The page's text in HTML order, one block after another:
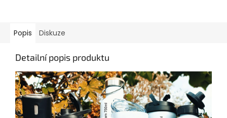
Popis Diskuze
Detailní popis produktu